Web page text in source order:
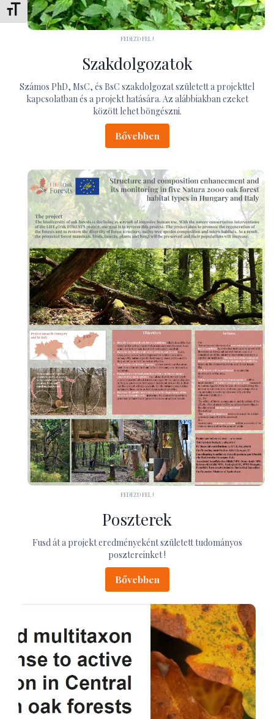
Schrift vergrößern
FEDEZD FEL !
Szakdolgozatok
Számos PhD, MsC, és BsC szakdolgozat született a projekttel
kapcsolatban és a projekt hatására. Az alábbiakban ezeket
között lehet böngészni.
Bővebben
FEDEZD FEL !
Poszterek
Fusd át a projekt eredményeként született tudományos
posztereinket !
Bővebben